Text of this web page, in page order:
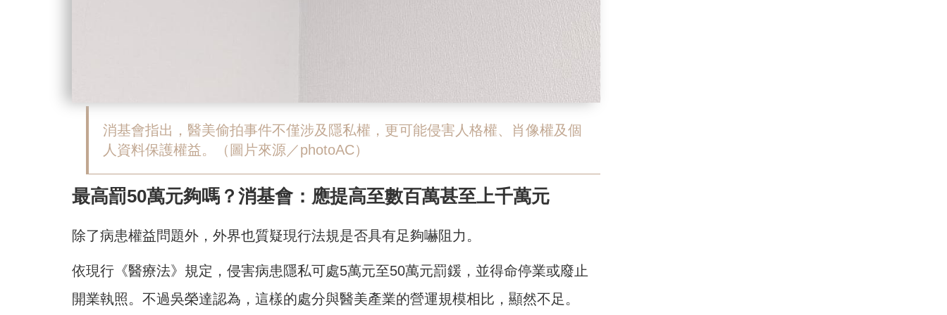
消基會指出，醫美偷拍事件不僅涉及隱私權，更可能侵害人格權、肖像權及個
人資料保護權益。（圖片來源／photoAC）
最高罰50萬元夠嗎？消基會：應提高至數百萬甚至上千萬元
除了病患權益問題外，外界也質疑現行法規是否具有足夠嚇阻力。
依現行《醫療法》規定，侵害病患隱私可處5萬元至50萬元罰鍰，並得命停業或廢止
開業執照。不過吳榮達認為，這樣的處分與醫美產業的營運規模相比，顯然不足。